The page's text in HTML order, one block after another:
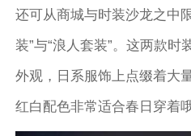
还可从商城与时装沙龙之中
装”与“浪人套装”。这两款
外观，日系服饰上点缀着大
红白配色非常适合春日穿着